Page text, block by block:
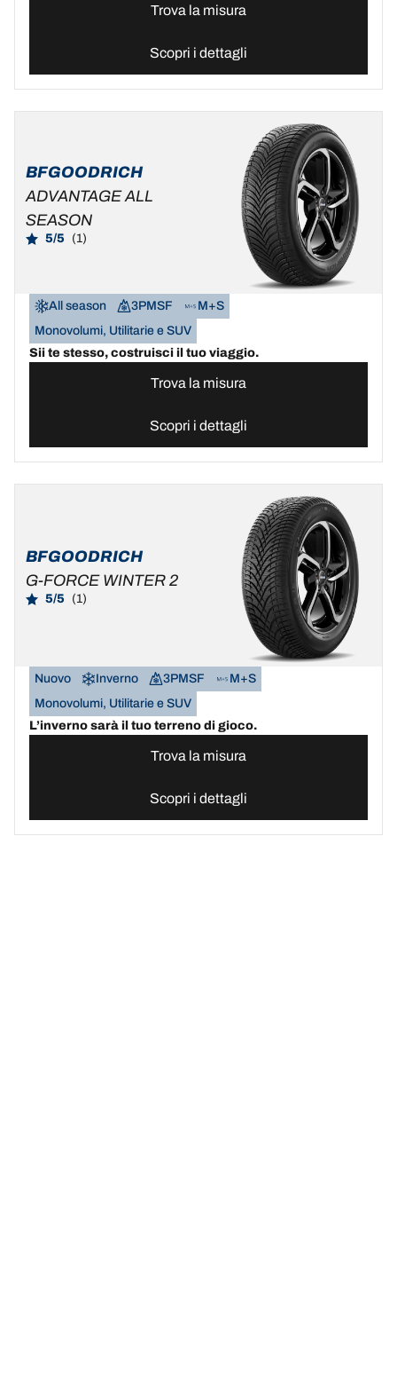
Trova la misura
Scopri i dettagli
BFGOODRICH
ADVANTAGE ALL
SEASON
5/5 (1)
All season 3PMSF
M+S
Monovolumi, Utilitarie e SUV
Sii te stesso, costruisci il tuo viaggio.
Trova la misura
Scopri i dettagli
BFGOODRICH
G-FORCE WINTER 2
5/5 (1)
Nuovo Inverno 3PMSF
M+S
Monovolumi, Utilitarie e SUV
L’inverno sarà il tuo terreno di gioco.
Trova la misura
Scopri i dettagli